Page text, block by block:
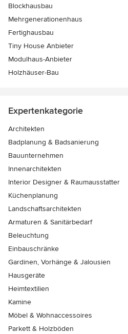
Blockhausbau
Mehrgenerationenhaus
Fertighausbau
Tiny House Anbieter
Modulhaus-Anbieter
Holzhäuser-Bau
Expertenkategorie
Architekten
Badplanung & Badsanierung
Bauunternehmen
Innenarchitekten
Interior Designer & Raumausstatter
Küchenplanung
Landschaftsarchitekten
Armaturen & Sanitärbedarf
Beleuchtung
Einbauschränke
Gardinen, Vorhänge & Jalousien
Hausgeräte
Heimtextilien
Kamine
Möbel & Wohnaccessoires
Parkett & Holzböden